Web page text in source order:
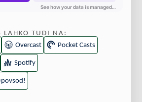
LAHKO TUDI NA:
Overcast Pocket Casts
Spotify